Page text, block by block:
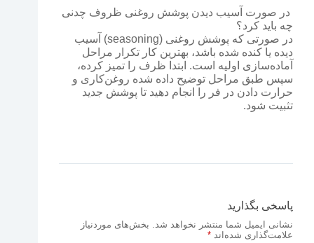
در صورت آسیب دیدن پوشش روغنی ظروف چدنی
چه باید کرد؟
در صورتی که پوشش روغنی (seasoning) آسیب
دیده یا کنده شده باشد، بهترین کار تکرار مراحل
آماده‌سازی اولیه است. ابتدا ظرف را تمیز کرده،
سپس طبق مراحل توضیح داده شده روغن‌کاری و
حرارت دادن در فر را انجام دهید تا پوشش جدید
تثبیت شود.
پاسخی بگذارید
نشانی ایمیل شما منتشر نخواهد شد.
بخش‌های موردنیاز
علامت‌گذاری شده‌اند *